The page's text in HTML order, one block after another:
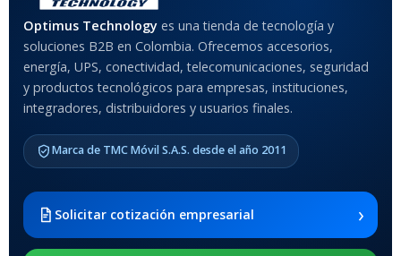
Anti-Shock
MODELO DE TABLETS
COMPATIBLES
2021 SM-x200 / Samsung
Galaxy Tab A8 10.5 2021 SM-
x205
Optimus Technology es una tienda de tecnología y
soluciones B2B en Colombia. Ofrecemos accesorios,
energía, UPS, conectividad, telecomunicaciones, seguridad
y productos tecnológicos para empresas, instituciones,
integradores, distribuidores y usuarios finales.
Marca de TMC Móvil S.A.S. desde el año 2011
Solicitar cotización empresarial ›